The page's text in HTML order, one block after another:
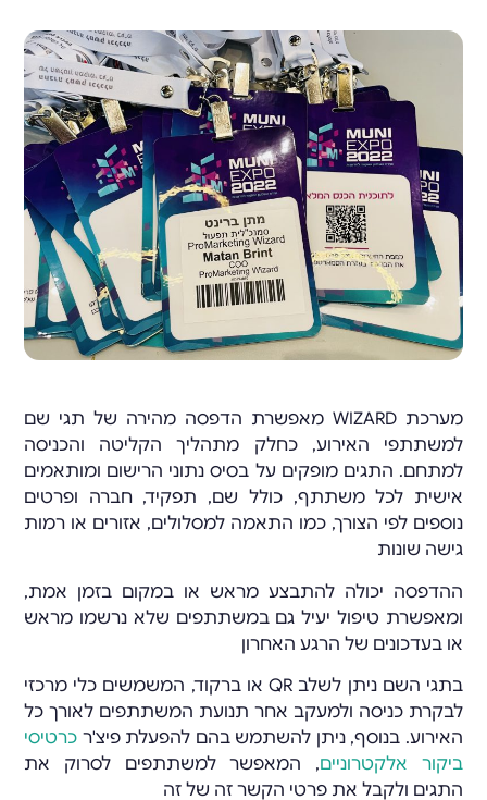
מערכת WIZARD מאפשרת הדפסה מהירה של תגי שם
למשתתפי האירוע, כחלק מתהליך הקליטה והכניסה
למתחם. התגים מופקים על בסיס נתוני הרישום ומותאמים
אישית לכל משתתף, כולל שם, תפקיד, חברה ופרטים
נוספים לפי הצורך, כמו התאמה למסלולים, אזורים או רמות
גישה שונות
ההדפסה יכולה להתבצע מראש או במקום בזמן אמת,
ומאפשרת טיפול יעיל גם במשתתפים שלא נרשמו מראש
או בעדכונים של הרגע האחרון
בתגי השם ניתן לשלב QR או ברקוד, המשמשים כלי מרכזי
לבקרת כניסה ולמעקב אחר תנועת המשתתפים לאורך כל
האירוע. בנוסף, ניתן להשתמש בהם להפעלת פיצ'ר כרטיסי
ביקור אלקטרוניים, המאפשר למשתתפים לסרוק את
התגים ולקבל את פרטי הקשר זה של זה